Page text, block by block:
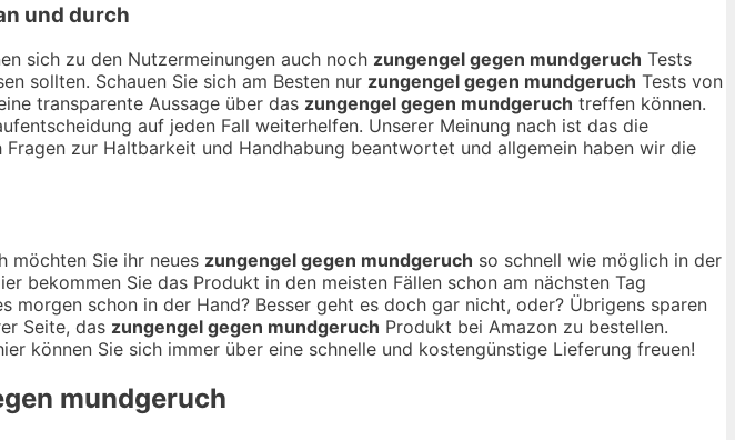
und durch
sich zu den Nutzermeinungen auch noch zungengel gegen mundgeruch Tests
sollten. Schauen Sie sich am Besten nur zungengel gegen mundgeruch Tests von
transparente Aussage über das zungengel gegen mundgeruch treffen können.
auf jeden Fall weiterhelfen. Unserer Meinung nach ist das die
zur Haltbarkeit und Handhabung beantwortet und allgemein haben wir die
möchten Sie ihr neues zungengel gegen mundgeruch so schnell wie möglich in der
bekommen Sie das Produkt in den meisten Fällen schon am nächsten Tag
morgen schon in der Hand? Besser geht es doch gar nicht, oder? Übrigens sparen
Seite, das zungengel gegen mundgeruch Produkt bei Amazon zu bestellen.
können Sie sich immer über eine schnelle und kostengünstige Lieferung freuen!
mundgeruch